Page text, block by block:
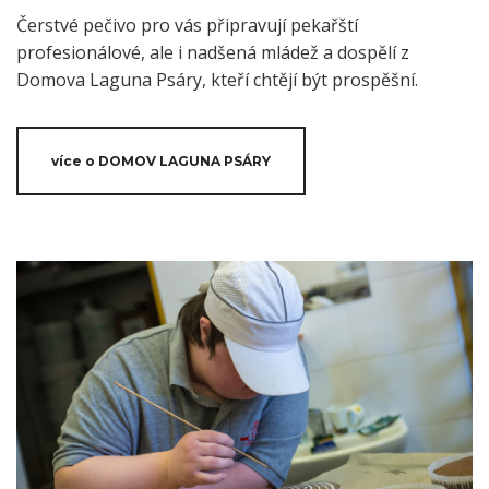
Čerstvé pečivo pro vás připravují pekařští
profesionálové, ale i nadšená mládež a dospělí z
Domova Laguna Psáry, kteří chtějí být prospěšní.
více o DOMOV LAGUNA PSÁRY